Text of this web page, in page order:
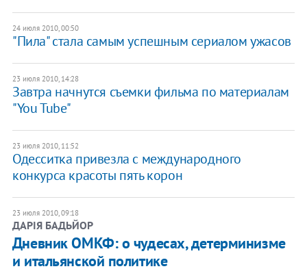
24 июля 2010, 00:50
"Пила" стала самым успешным сериалом ужасов
23 июля 2010, 14:28
Завтра начнутся съемки фильма по материалам
"You Tube"
23 июля 2010, 11:52
Одесситка привезла с международного
конкурса красоты пять корон
23 июля 2010, 09:18
ДАРІЯ БАДЬЙОР
Дневник ОМКФ: о чудесах, детерминизме
и итальянской политике